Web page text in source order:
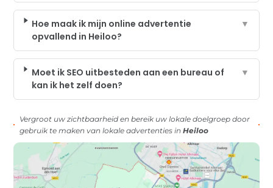
Hoe maak ik mijn online advertentie
opvallend in Heiloo?
▼
Moet ik SEO uitbesteden aan een bureau of
kan ik het zelf doen?
▼
Vergroot uw zichtbaarheid en bereik uw lokale doelgroep door
gebruik te maken van lokale advertenties inHeiloo